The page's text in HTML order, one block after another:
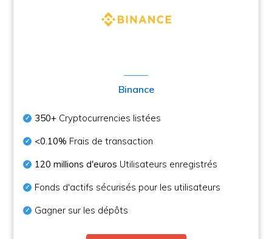
Binance
350+ Cryptocurrencies listées
<0.10% Frais de transaction
120 millions d'euros Utilisateurs enregistrés
Fonds d'actifs sécurisés pour les utilisateurs
Gagner sur les dépôts